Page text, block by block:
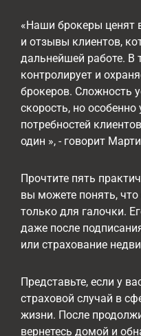
«Наши брокеры ценят
и отзывы клиентов,
дальнейшей работе. В
контролирует и
брокеров. Сложность
скорость, но особенно
потребностей
один », - говорит
Прочтите пять
вы можете понять,
только для галочки.
даже после
или страхование
Представьте, если у
страховой случай в
жизни. После
вернетесь домой и